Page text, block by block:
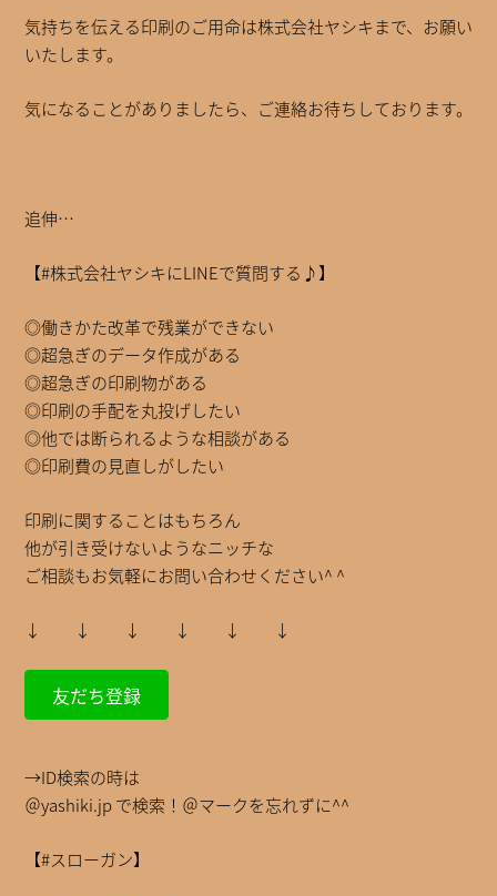
気持ちを伝える印刷のご用命は株式会社ヤシキまで、お願い
いたします。
気になることがありましたら、ご連絡お待ちしております。
追伸…
【#株式会社ヤシキにLINEで質問する♪】
◎働きかた改革で残業ができない
◎超急ぎのデータ作成がある
◎超急ぎの印刷物がある
◎印刷の手配を丸投げしたい
◎他では断られるような相談がある
◎印刷費の見直しがしたい
印刷に関することはもちろん
他が引き受けないようなニッチな
ご相談もお気軽にお問い合わせください^ ^
↓ ↓ ↓ ↓ ↓ ↓
友だち登録
→ID検索の時は
＠yashiki.jp で検索！＠マークを忘れずに^^
【#スローガン】